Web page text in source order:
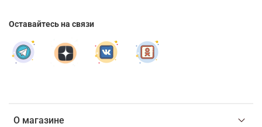
О магазине
Оставайтесь на связи